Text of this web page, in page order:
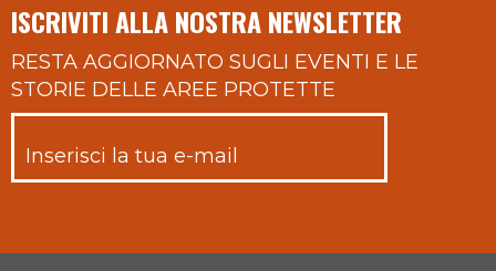
ISCRIVITI ALLA NOSTRA NEWSLETTER
RESTA AGGIORNATO SUGLI EVENTI E LE
STORIE DELLE AREE PROTETTE